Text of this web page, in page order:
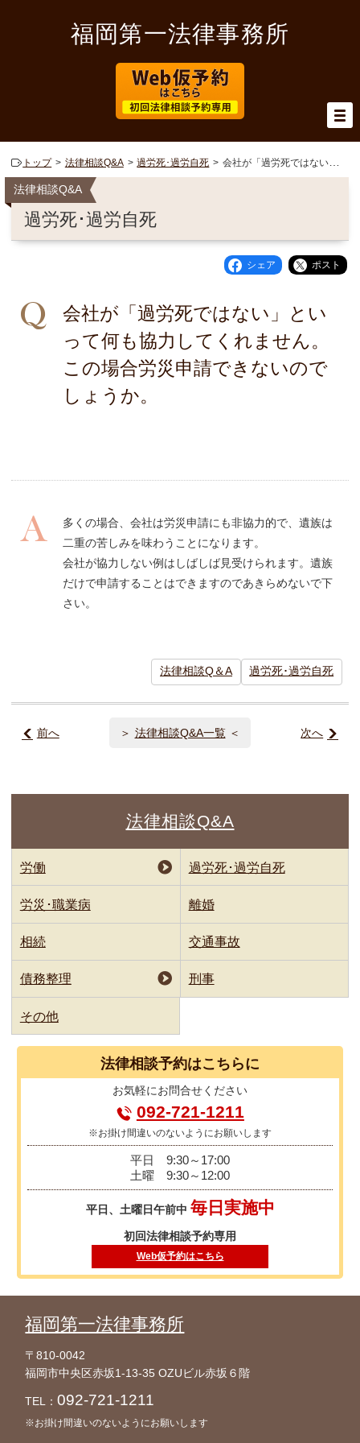
福岡第一法律事務所
トップ 法律相談Q&A 過労死･過労自死 会社が「過労死ではない」といって何も協力してくれません。この場合労災申請できないのでしょうか。
法律相談Q&A
過労死･過労自死
シェア ポスト
会社が「過労死ではない」とい
って何も協力してくれません。
この場合労災申請できないので
しょうか。
多くの場合、会社は労災申請にも非協力的で、遺族は
二重の苦しみを味わうことになります。
会社が協力しない例はしばしば見受けられます。遺族
だけで申請することはできますのであきらめないで下
さい。
法律相談Q＆A 過労死･過労自死
前へ 法律相談Q&A一覧 次へ
法律相談Q&A
労働 過労死･過労自死
労災･職業病 離婚
相続 交通事故
債務整理 刑事
その他
法律相談予約はこちらに
お気軽にお問合せください
092-721-1211
※お掛け間違いのないようにお願いします
平日
9:30～17:00
土曜
9:30～12:00
平日、土曜日午前中 毎日実施中
初回法律相談予約専用
Web仮予約はこちら
福岡第一法律事務所
〒810-0042
福岡市中央区赤坂1-13-35 OZUビル赤坂６階
TEL：092-721-1211
※お掛け間違いのないようにお願いします